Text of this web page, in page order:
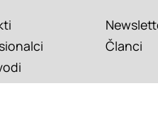
Članci